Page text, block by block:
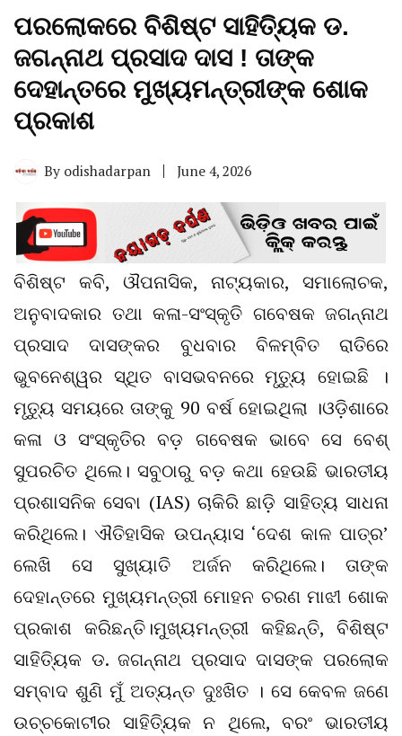
ପରଲୋକରେ ବିଶିଷ୍ଟ ସାହିତ୍ୟିକ ଡ.
ଜଗନ୍ନାଥ ପ୍ରସାଦ ଦାସ ! ତାଙ୍କ
ଦେହାନ୍ତରେ ମୁଖ୍ୟମନ୍ତ୍ରୀଙ୍କ ଶୋକ
ପ୍ରକାଶ
By odishadarpan June 4, 2026
ବିଶିଷ୍ଟ କବି, ଔପନାସିକ, ନାଟ୍ୟକାର, ସମାଲୋଚକ,
ଅନୁବାଦକାର ତଥା କଳା-ସଂସ୍କୃତି ଗବେଷକ ଜଗନ୍ନାଥ
ପ୍ରସାଦ ଦାସଙ୍କର ବୁଧବାର ବିଳମ୍ବିତ ରାତିରେ
ଭୁବନେଶ୍ୱର ସ୍ଥିତ ବାସଭବନରେ ମୃତ୍ୟୁ ହୋଇଛି ।
ମୃତ୍ୟୁ ସମୟରେ ତାଙ୍କୁ 90 ବର୍ଷ ହୋଇଥିଲା ।ଓଡ଼ିଶାରେ
କଳା ଓ ସଂସ୍କୃତିର ବଡ଼ ଗବେଷକ ଭାବେ ସେ ବେଶ୍‌
ସୁପରଚିତ ଥିଲେ। ସବୁଠାରୁ ବଡ଼ କଥା ହେଉଛି ଭାରତୀୟ
ପ୍ରଶାସନିକ ସେବା (IAS) ଚାକିରି ଛାଡ଼ି ସାହିତ୍ୟ ସାଧନା
କରିଥିଲେ। ଐତିହାସିକ ଉପନ୍ୟାସ ‘ଦେଶ କାଳ ପାତ୍ର’
ଲେଖି ସେ ସୁଖ୍ୟାତି ଅର୍ଜନ କରିଥିଲେ। ତାଙ୍କ
ଦେହାନ୍ତରେ ମୁଖ୍ୟମନ୍ତ୍ରୀ ମୋହନ ଚରଣ ମାଝୀ ଶୋକ
ପ୍ରକାଶ କରିଛନ୍ତି।ମୁଖ୍ୟମନ୍ତ୍ରୀ କହିଛନ୍ତି, ବିଶିଷ୍ଟ
ସାହିତ୍ୟିକ ଡ. ଜଗନ୍ନାଥ ପ୍ରସାଦ ଦାସଙ୍କ ପରଲୋକ
ସମ୍ବାଦ ଶୁଣି ମୁଁ ଅତ୍ୟନ୍ତ ଦୁଃଖିତ । ସେ କେବଳ ଜଣେ
ଉଚ୍ଚକୋଟୀର ସାହିତ୍ୟିକ ନ ଥିଲେ, ବରଂ ଭାରତୀୟ